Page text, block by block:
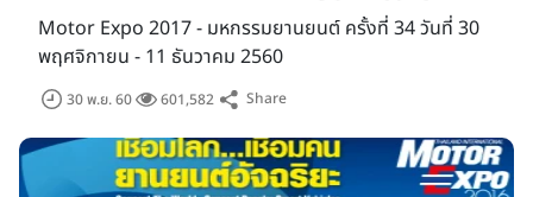
Motor Expo 2017 - มหกรรมยานยนต์ ครั้งที่ 34 วันที่ 30
พฤศจิกายน - 11 ธันวาคม 2560
30 พ.ย. 60 601,582 Share